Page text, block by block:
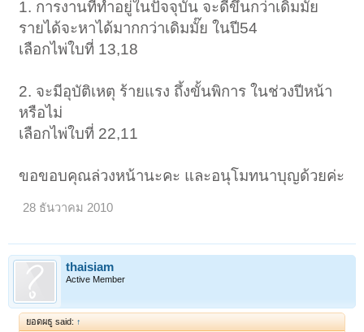
1. การงานที่ทำอยู่ในปัจจุบัน จะดีขึ้นกว่าเดิมมั๊ย
รายได้จะหาได้มากกว่าเดิมมั๊ย ในปี54
เลือกไพ่ใบที่ 13,18
2. จะมีอุบัติเหตุ ร้ายแรง ถึ้งขั้นพิการ ในช่วงปีหน้า
หรือไม่
เลือกไพ่ใบที่ 22,11
ขอขอบคุณล่วงหน้านะคะ และอนุโมทนาบุญด้วยค่ะ
28 ธันวาคม 2010
thaisiam
Active Member
ยอดผธู said: ↑